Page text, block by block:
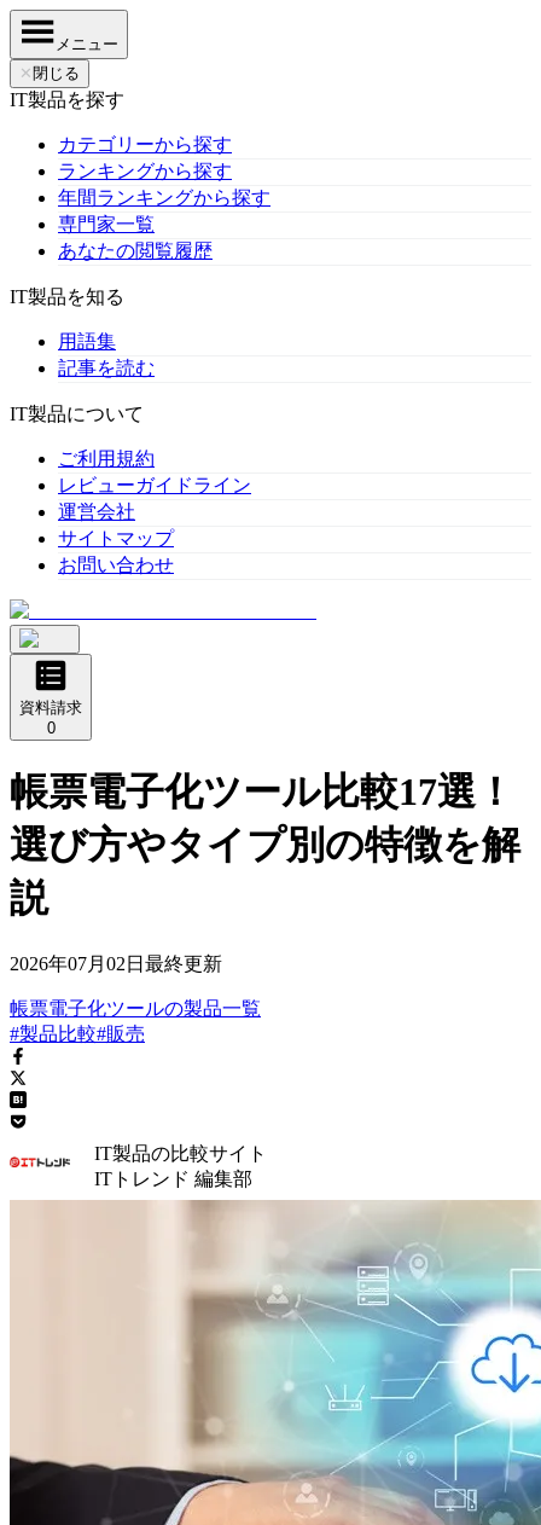
メニュー
✕ 閉じる
IT製品を探す
カテゴリーから探す
ランキングから探す
年間ランキングから探す
専門家一覧
あなたの閲覧履歴
IT製品を知る
用語集
記事を読む
IT製品について
ご利用規約
レビューガイドライン
運営会社
サイトマップ
お問い合わせ
資料請求
0
帳票電子化ツール比較17選！
選び方やタイプ別の特徴を解
説
2026年07月02日 最終更新
帳票電子化ツールの製品一覧
#製品比較#販売
IT製品の比較サイト
ITトレンド 編集部